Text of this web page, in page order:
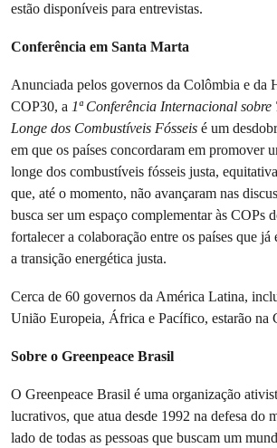
estão disponíveis para entrevistas.
Conferência em Santa Marta
Anunciada pelos governos da Colômbia e da
COP30, a 1ª Conferência Internacional
Longe dos Combustíveis Fósseis é um
em que os países concordaram em promover
longe dos combustíveis fósseis justa,
que, até o momento, não avançaram nas
busca ser um espaço complementar às COPs
fortalecer a colaboração entre os países que já
a transição energética justa.
Cerca de 60 governos da América Latina,
União Europeia, África e Pacífico, estarão na
Sobre o Greenpeace Brasil
O Greenpeace Brasil é uma organização
lucrativos, que atua desde 1992 na defesa do
lado de todas as pessoas que buscam um